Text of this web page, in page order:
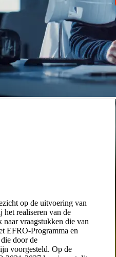
op de uitvoering van
het realiseren van de
naar vraagstukken die van
EFRO-Programma en
door de
voorgesteld. Op de